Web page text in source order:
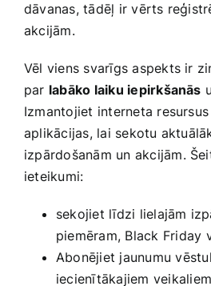
dāvanas,​ tādēļ ir vērts
‍akcijām.
Vēl‍ viens svarīgs aspekts ir
par labāko laiku iepirkšanās
Izmantojiet‌ interneta
aplikācijas, lai sekotu
izpārdošanām un akcijām.
ieteikumi:
sekojiet līdzi ‌lielajām
piemēram, ‍Black Friday​
Abonējiet jaunumu
iecienītākajiem